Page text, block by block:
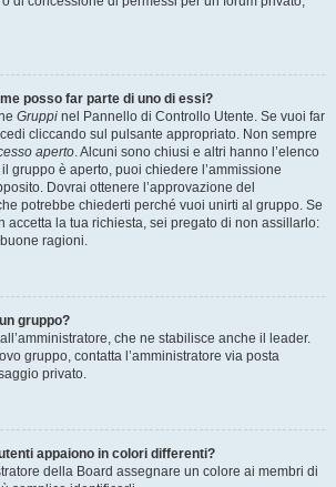
posso far parte di uno di essi?
Gruppi nel Pannello di Controllo Utente. Se vuoi far
cliccando sul pulsante appropriato. Non sempre
aperto. Alcuni sono chiusi e altri hanno l’elenco
gruppo è aperto, puoi chiedere l’ammissione
Dovrai ottenere l’approvazione del
potrebbe chiederti perché vuoi unirti al gruppo. Se
accetta la tua richiesta, sei pregato di non assillarlo:
ragioni.
gruppo?
che ne stabilisce anche il leader.
gruppo, contatta l’amministratore via posta
privato.
appaiono in colori differenti?
della Board assegnare un colore ai membri di